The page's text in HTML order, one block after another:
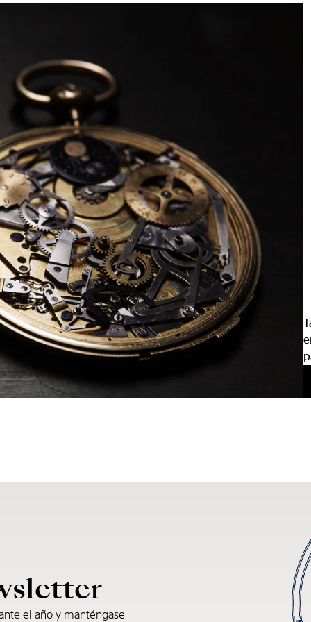
el año y manténgase